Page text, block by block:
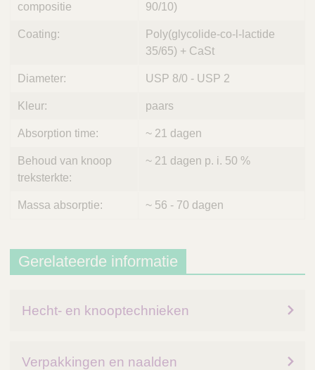
compositie
90/10)
Coating:
Poly(glycolide-co-l-lactide
35/65) + CaSt
Diameter: USP 8/0 - USP 2
Kleur: paars
Absorption time: ~ 21 dagen
Behoud van knoop
treksterkte:
~ 21 dagen p. i. 50 %
Massa absorptie: ~ 56 - 70 dagen
Gerelateerde informatie
Hecht- en knooptechnieken
Verpakkingen en naalden